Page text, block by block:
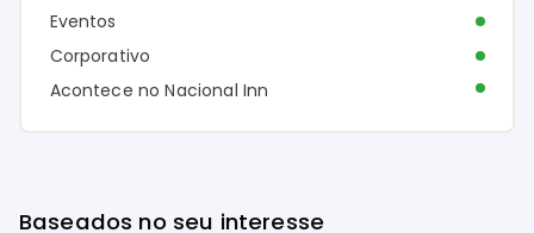
Eventos
Corporativo
Acontece no Nacional Inn
Baseados no seu interesse